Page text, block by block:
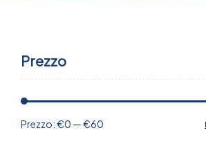
Prezzo
Prezzo:€0 —€60